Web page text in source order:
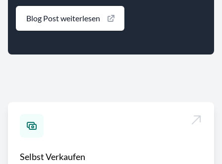
Blog Post weiterlesen
Selbst Verkaufen